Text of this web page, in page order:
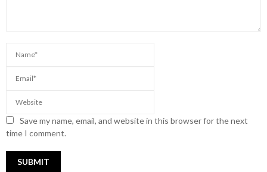
Save my name, email, and website in this browser for the next
time I comment.